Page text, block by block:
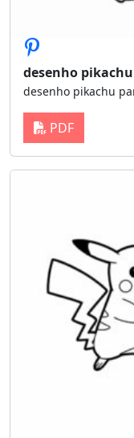
desenho
desenho pikachu
PDF